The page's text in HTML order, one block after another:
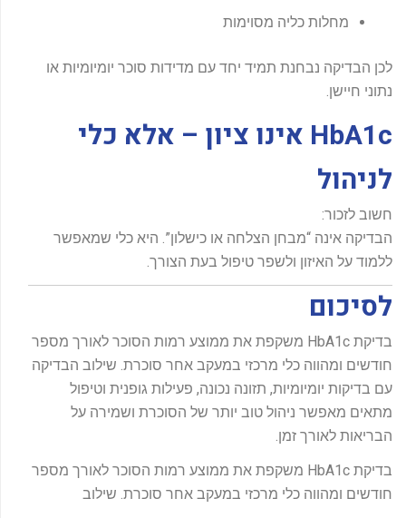
מחלות כליה מסוימות
לכן הבדיקה נבחנת תמיד יחד עם מדידות סוכר יומיומיות או
נתוני חיישן.
HbA1c אינו ציון – אלא כלי
לניהול
חשוב לזכור:
הבדיקה אינה “מבחן הצלחה או כישלון”. היא כלי שמאפשר
ללמוד על האיזון ולשפר טיפול בעת הצורך.
לסיכום
בדיקת HbA1c משקפת את ממוצע רמות הסוכר לאורך מספר
חודשים ומהווה כלי מרכזי במעקב אחר סוכרת. שילוב הבדיקה
עם בדיקות יומיומיות, תזונה נכונה, פעילות גופנית וטיפול
מתאים מאפשר ניהול טוב יותר של הסוכרת ושמירה על
הבריאות לאורך זמן.
בדיקת HbA1c משקפת את ממוצע רמות הסוכר לאורך מספר
חודשים ומהווה כלי מרכזי במעקב אחר סוכרת. שילוב